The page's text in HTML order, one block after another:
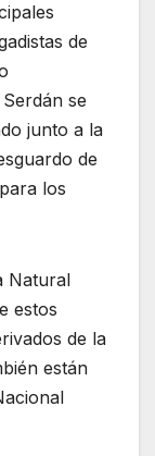
de
se
junto a la
de
los
Natural
estos
de la
están